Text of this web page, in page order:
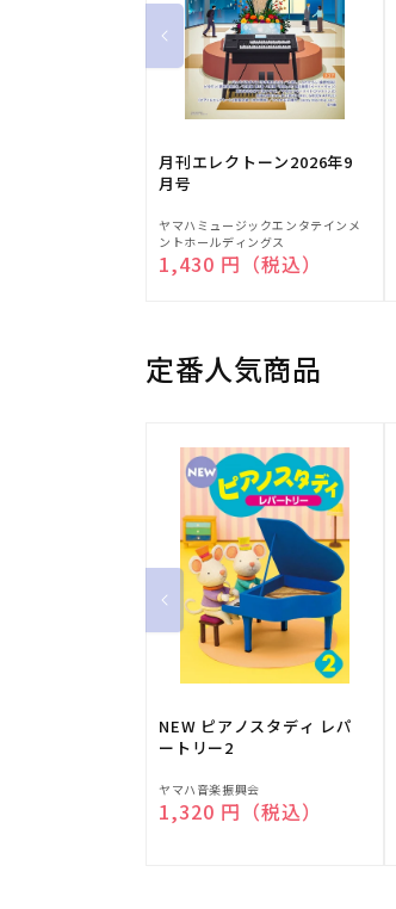
月刊エレクトーン2026年9
月号
販
売
元:
ヤマハミュージックエンタテインメ
ントホールディングス
通常価格
1,430 円（税込）
定番人気商品
NEW ピアノスタディ レパ
ートリー2
販
売
ヤマハ音楽振興会
通常価格
1,320 円（税込）